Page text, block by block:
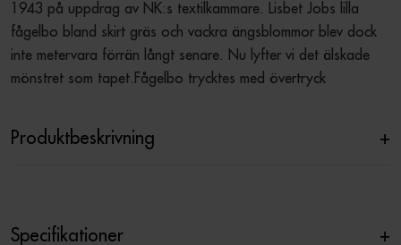
1943 på uppdrag av NK:s textilkammare. Lisbet Jobs lilla
fågelbo bland skirt gräs och vackra ängsblommor blev dock
inte metervara förrän långt senare. Nu lyfter vi det älskade
mönstret som tapet.Fågelbo trycktes med övertryck
Produktbeskrivning +
Specifikationer +